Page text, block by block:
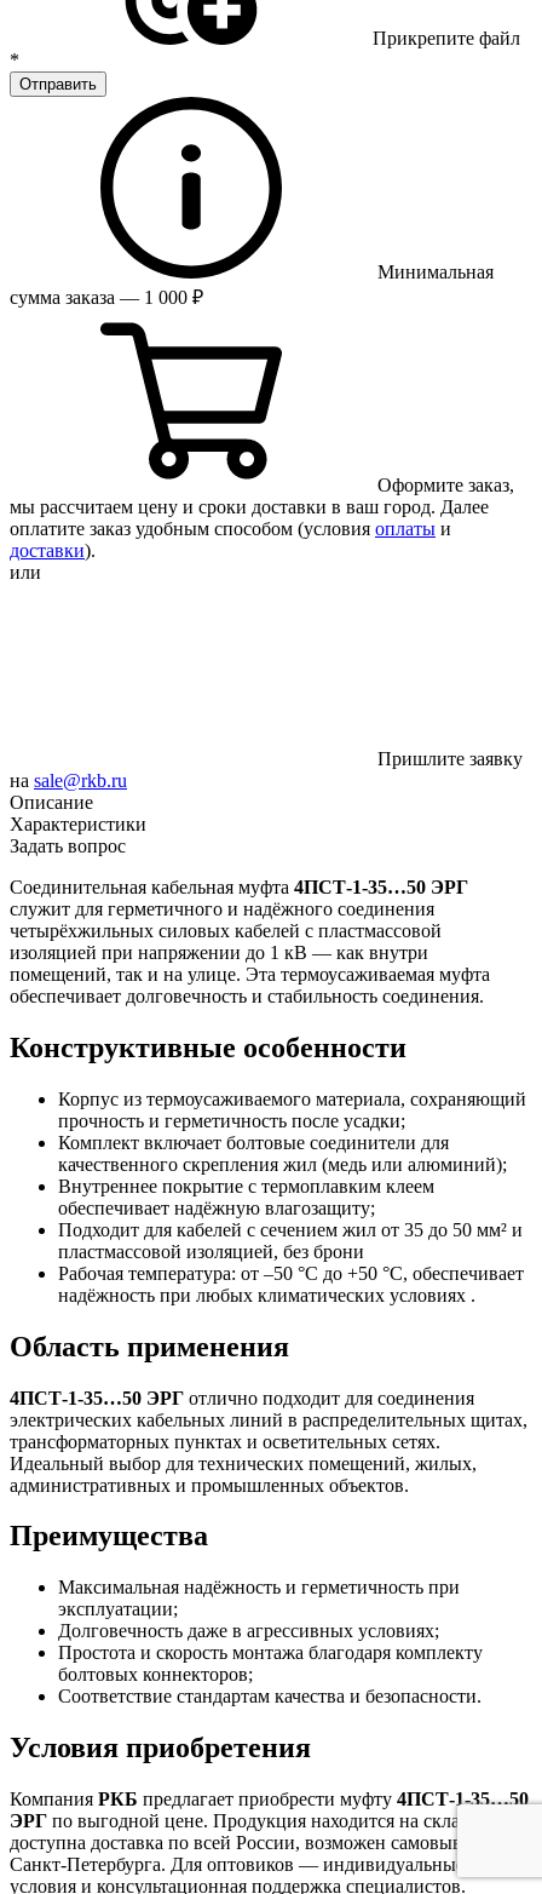
Прикрепите файл
*
Отправить
Минимальная
сумма заказа — 1 000 ₽
Оформите заказ,
мы рассчитаем цену и сроки доставки в ваш город. Далее
оплатите заказ удобным способом (условия оплаты и
доставки).
или
Пришлите заявку
на sale@rkb.ru
Описание
Характеристики
Задать вопрос
Соединительная кабельная муфта 4ПСТ-1-35…50 ЭРГ
служит для герметичного и надёжного соединения
четырёхжильных силовых кабелей с пластмассовой
изоляцией при напряжении до 1 кВ — как внутри
помещений, так и на улице. Эта термоусаживаемая муфта
обеспечивает долговечность и стабильность соединения.
Конструктивные особенности
Корпус из термоусаживаемого материала, сохраняющий
прочность и герметичность после усадки;
Комплект включает болтовые соединители для
качественного скрепления жил (медь или алюминий);
Внутреннее покрытие с термоплавким клеем
обеспечивает надёжную влагозащиту;
Подходит для кабелей с сечением жил от 35 до 50 мм² и
пластмассовой изоляцией, без брони
Рабочая температура: от –50 °C до +50 °C, обеспечивает
надёжность при любых климатических условиях .
Область применения
4ПСТ-1-35…50 ЭРГ отлично подходит для соединения
электрических кабельных линий в распределительных щитах,
трансформаторных пунктах и осветительных сетях.
Идеальный выбор для технических помещений, жилых,
административных и промышленных объектов.
Преимущества
Максимальная надёжность и герметичность при
эксплуатации;
Долговечность даже в агрессивных условиях;
Простота и скорость монтажа благодаря комплекту
болтовых коннекторов;
Соответствие стандартам качества и безопасности.
Условия приобретения
Компания РКБ предлагает приобрести муфту 4ПСТ-1-35…50
ЭРГ по выгодной цене. Продукция находится на складе,
доступна доставка по всей России, возможен самовывоз из
Санкт-Петербурга. Для оптовиков — индивидуальные
условия и консультационная поддержка специалистов.